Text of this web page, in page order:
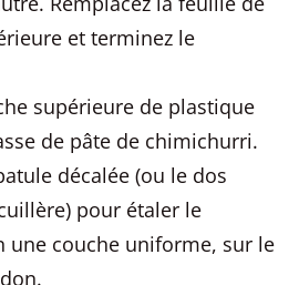
et terminez le
supérieure de plastique
de pâte de chimichurri.
décalée (ou le dos
pour étaler le
une couche uniforme, sur le